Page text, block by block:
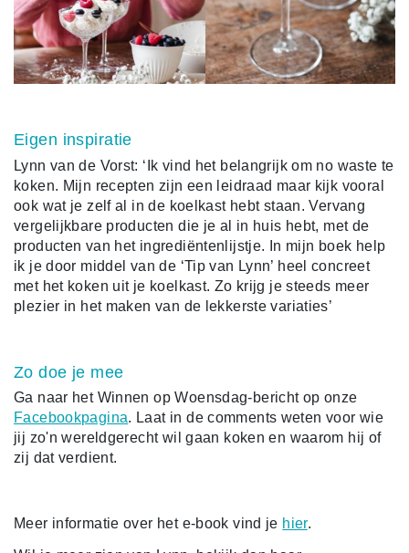
Eigen inspiratie
Lynn van de Vorst: ‘Ik vind het belangrijk om no waste te
koken. Mijn recepten zijn een leidraad maar kijk vooral
ook wat je zelf al in de koelkast hebt staan. Vervang
vergelijkbare producten die je al in huis hebt, met de
producten van het ingrediëntenlijstje. In mijn boek help
ik je door middel van de ‘Tip van Lynn’ heel concreet
met het koken uit je koelkast. Zo krijg je steeds meer
plezier in het maken van de lekkerste variaties’
Zo doe je mee
Ga naar het Winnen op Woensdag-bericht op onze
Facebookpagina. Laat in de comments weten voor wie
jij zo'n wereldgerecht wil gaan koken en waarom hij of
zij dat verdient.
Meer informatie over het e-book vind je hier.